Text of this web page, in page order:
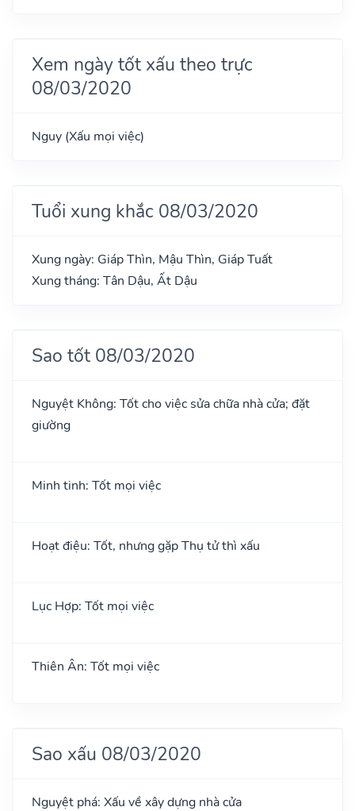
Xem ngày tốt xấu theo trực
08/03/2020
Nguy (Xấu mọi việc)
Tuổi xung khắc 08/03/2020
Xung ngày: Giáp Thìn, Mậu Thìn, Giáp Tuất
Xung tháng: Tân Dậu, Ất Dậu
Sao tốt 08/03/2020
Nguyệt Không: Tốt cho việc sửa chữa nhà cửa; đặt
giường
Minh tinh: Tốt mọi việc
Hoạt điệu: Tốt, nhưng gặp Thụ tử thì xấu
Lục Hợp: Tốt mọi việc
Thiên Ân: Tốt mọi việc
Sao xấu 08/03/2020
Nguyệt phá: Xấu về xây dựng nhà cửa